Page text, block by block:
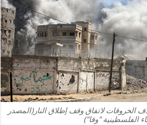
الخروقات لاتفاق وقف إطلاق النار(المصدر
الفلسطينية "وفا")